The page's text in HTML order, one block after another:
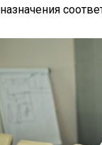
назначения